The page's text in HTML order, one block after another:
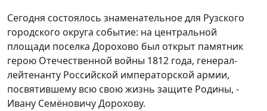
Сегодня состоялось знаменательное для Рузского
городского округа событие: на центральной
площади поселка Дорохово был открыт памятник
герою Отечественной войны 1812 года, генерал-
лейтенанту Российской императорской армии,
посвятившему всю свою жизнь защите Родины, -
Ивану Семёновичу Дорохову.